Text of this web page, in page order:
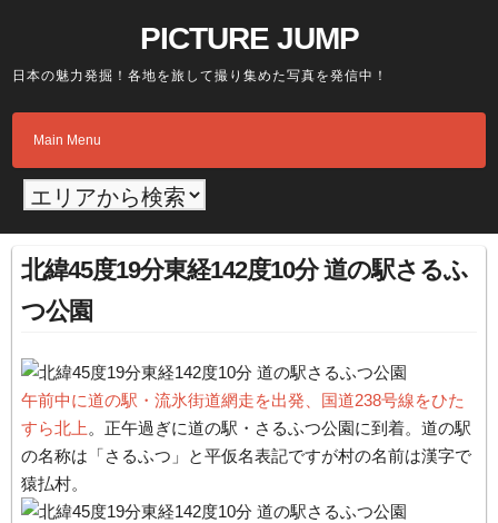
content
PICTURE JUMP
日本の魅力発掘！各地を旅して撮り集めた写真を発信中！
Main Menu
北緯45度19分東経142度10分 道の駅さるふ
つ公園
午前中に道の駅・流氷街道網走を出発、国道238号線をひた
すら北上 。正午過ぎに道の駅・さるふつ公園に到着。道の駅
の名称は「さるふつ」と平仮名表記ですが村の名前は漢字で
猿払村。